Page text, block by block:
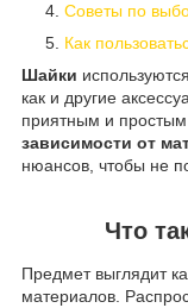
Советы по
Как
Шайки
как и другие
приятным и
зависимости от
нюансов, чтобы не
Что
Предмет выглядит
материалов.